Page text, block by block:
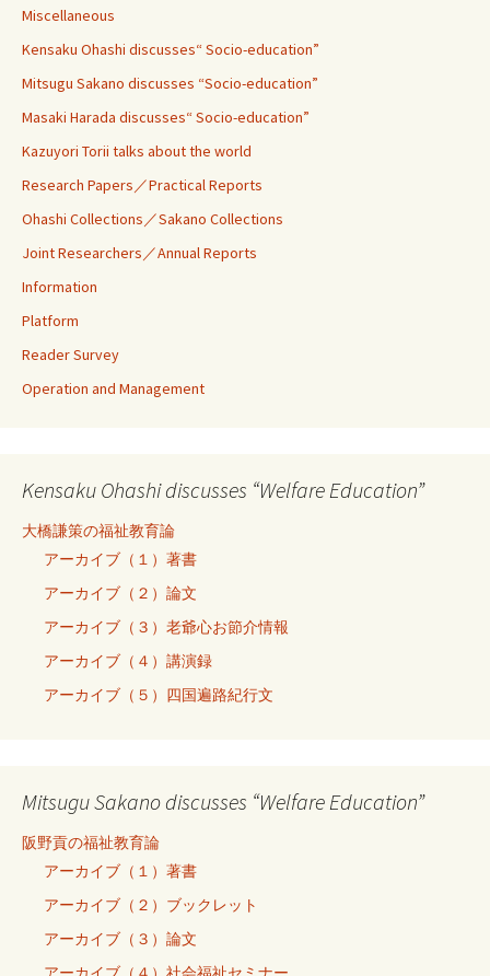
Miscellaneous
Kensaku Ohashi discusses“ Socio-education”
Mitsugu Sakano discusses “Socio-education”
Masaki Harada discusses“ Socio-education”
Kazuyori Torii talks about the world
Research Papers／Practical Reports
Ohashi Collections／Sakano Collections
Joint Researchers／Annual Reports
Information
Platform
Reader Survey
Operation and Management
Kensaku Ohashi discusses “Welfare Education”
大橋謙策の福祉教育論
アーカイブ（１）著書
アーカイブ（２）論文
アーカイブ（３）老爺心お節介情報
アーカイブ（４）講演録
アーカイブ（５）四国遍路紀行文
Mitsugu Sakano discusses “Welfare Education”
阪野貢の福祉教育論
アーカイブ（１）著書
アーカイブ（２）ブックレット
アーカイブ（３）論文